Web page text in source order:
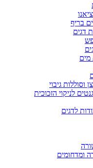
בריף
דגים
מים
גיבוי
לניקוי הזכוכית
לדגים
ומדחומים